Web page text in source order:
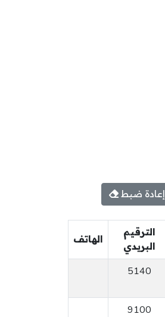
إعادة ضبط
الترقيم
البريدي
الهاتف
5140
9100